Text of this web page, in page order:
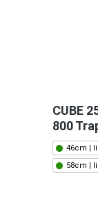
CUBE
800
46cm |
58cm |